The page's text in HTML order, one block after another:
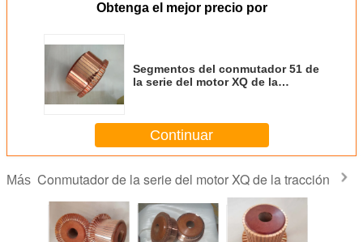
Obtenga el mejor precio por
Segmentos del conmutador 51 de
la serie del motor XQ de la
Continuar
Más Conmutador de la serie del motor XQ de la tracción